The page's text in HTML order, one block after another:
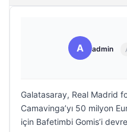
A admin
Galatasaray, Real Madrid
Camavinga’yı 50 milyon
için Bafetimbi Gomis’i